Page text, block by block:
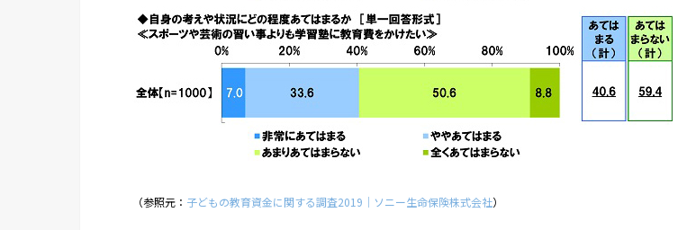
（参照元： 子どもの教育資金に関する調査2019｜ソニー生命保険株式会社）